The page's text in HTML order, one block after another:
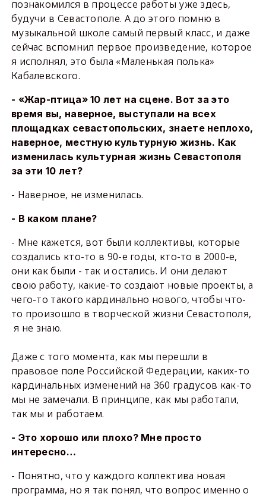
познакомился в процессе работы уже здесь,
будучи в Севастополе. А до этого помню в
музыкальной школе самый первый класс, и даже
сейчас вспомнил первое произведение, которое
я исполнял, это была «Маленькая полька»
Кабалевского.
- «Жар-птица» 10 лет на сцене. Вот за это
время вы, наверное, выступали на всех
площадках севастопольских, знаете неплохо,
наверное, местную культурную жизнь. Как
изменилась культурная жизнь Севастополя
за эти 10 лет?
- Наверное, не изменилась.
- В каком плане?
- Мне кажется, вот были коллективы, которые
создались кто-то в 90-е годы, кто-то в 2000-е,
они как были - так и остались. И они делают
свою работу, какие-то создают новые проекты, а
чего-то такого кардинально нового, чтобы что-
то произошло в творческой жизни Севастополя,
я не знаю.
Даже с того момента, как мы перешли в
правовое поле Российской Федерации, каких-то
кардинальных изменений на 360 градусов как-то
мы не замечали. В принципе, как мы работали,
так мы и работаем.
- Это хорошо или плохо? Мне просто
интересно…
- Понятно, что у каждого коллектива новая
программа, но я так понял, что вопрос именно о